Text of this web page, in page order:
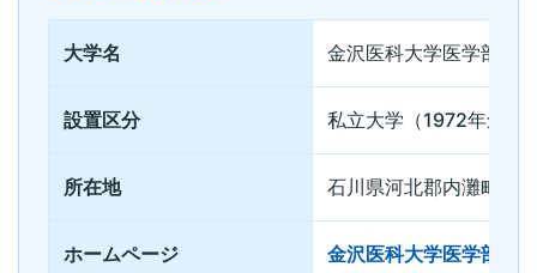
大学名 金沢医科大学医学部
設置区分 私立大学（1972年創立
所在地 石川県河北郡内灘町大
ホームページ 金沢医科大学医学部公